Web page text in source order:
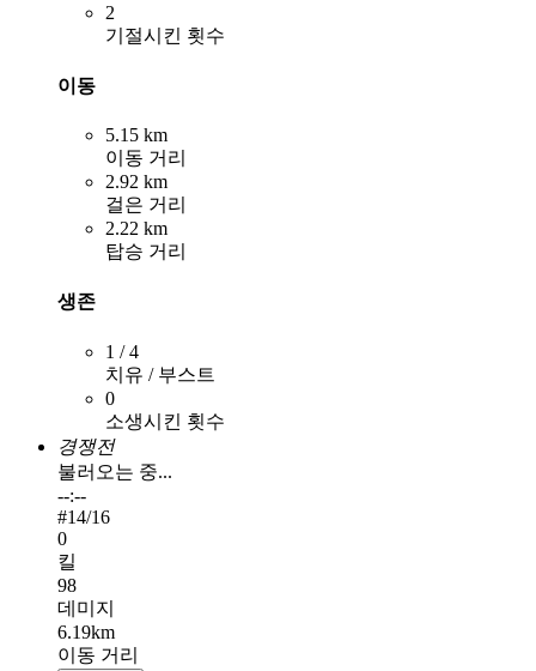
2
기절시킨 횟수
이동
5.15 km
이동 거리
2.92 km
걸은 거리
2.22 km
탑승 거리
생존
1 / 4
치유 / 부스트
0
소생시킨 횟수
경쟁전
불러오는 중...
--:--
#14/16
0
킬
98
데미지
6.19km
이동 거리